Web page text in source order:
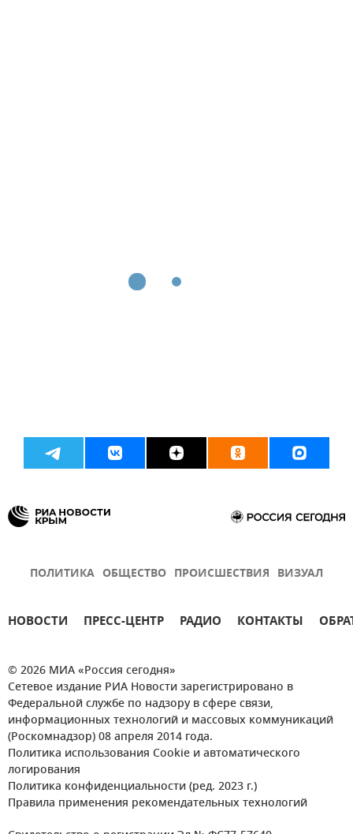
ПОЛИТИКА ОБЩЕСТВО ПРОИСШЕСТВИЯ ВИЗУАЛ
НОВОСТИ ПРЕСС-ЦЕНТР РАДИО КОНТАКТЫ
© 2026 МИА «Россия сегодня»
Сетевое издание РИА Новости зарегистрировано в
Федеральной службе по надзору в сфере связи,
информационных технологий и массовых коммуникаций
(Роскомнадзор) 08 апреля 2014 года.
Политика использования Cookie и автоматического
логирования
Политика конфиденциальности (ред. 2023 г.)
Правила применения рекомендательных технологий